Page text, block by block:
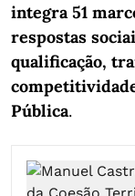
integra 51
respostas
qualificação,
Pública.